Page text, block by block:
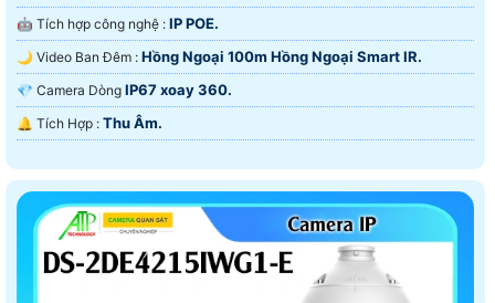
🤖️ Tích hợp công nghệ : IP POE.
🌙 Video Ban Đêm : Hồng Ngoại 100m Hồng Ngoại Smart IR.
💎 Camera Dòng IP67 xoay 360.
️🔔 Tích Hợp : Thu Âm.